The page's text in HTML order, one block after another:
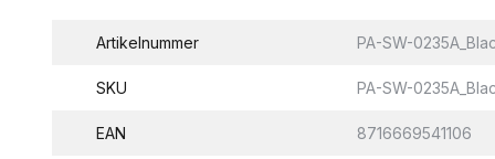
Artikelnummer PA-SW-
SKU PA-SW-
EAN 8716669541106